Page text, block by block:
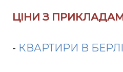
ЦІНИ З
- КВАРТИРИ В